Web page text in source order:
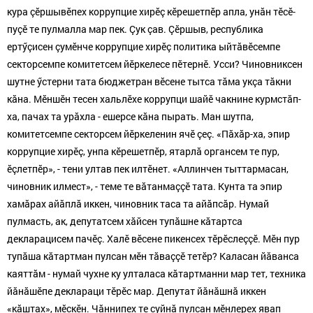
кура çӗршывӗпех коррупцие хирӗç кӗрешетпӗр апла, унăн тӗсӗ-
пуçӗ те пулмалла мар пек. Çук çав. Çӗршыв, республика
ертӳçисен çумӗнче коррупцие хирӗç политика ыйтăвӗсемпе
секторсемпе комитетсем йӗркелесе пӗтернӗ. Усси? Чиновниксен
шутне ӳстерни тата бюджетран вӗсене тытса тăма укçа тăкни
кăна. Мӗншӗн тесен хальлӗхе коррупци шайӗ чакнине курмстăп-
ха, пачах та урăхла - ешерсе кăна пырать. Ман шутпа,
комитетсемпе секторсем йӗркеленин ячӗ çеç. «Пăхăр-ха, эпир
коррупцие хирӗç, унпа кӗрешетпӗр, ятарлă органсем те пур,
ӗçлетпӗр», - тени ултав пек илтӗнет. «Аллинчен тыттармасан,
чиновник илмест», - теме те вăтанмаççӗ тата. Кунта та эпир
хамăрах айăплă иккен, чиновник таса та айăпсăр. Нумай
пулмасть, ак, депутатсем хăйсен тупăшне кăтартса
декларацисем пачӗç. Халӗ вӗсене пикенсех тӗрӗслеççӗ. Мӗн пур
тупăша кăтартман пулсан мӗн тăваççӗ тетӗр? Каласан йăванса
каяттăм - нумай чухне ку улталаса кăтартманни мар тет, техника
йăнăшӗпе деклараци тӗрӗс мар. Депутат йăнăшнă иккен
«кăштах», мӗскӗн. Чăннипех те суйнă пулсан мӗнлерех явап